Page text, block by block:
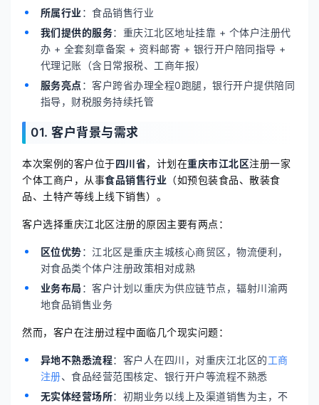
所属行业：食品销售行业
我们提供的服务：重庆江北区地址挂靠 + 个体户注册代
办 + 全套刻章备案 + 资料邮寄 + 银行开户陪同指导 +
代理记账（含日常报税、工商年报）
服务亮点 ：客户跨省办理全程0跑腿，银行开户提供陪同
指导，财税服务持续托管
01. 客户背景与需求
本次案例的客户位于四川省，计划在重庆市江北区注册一家
个体工商户，从事食品销售行业 （如预包装食品、散装食
品、土特产等线上线下销售）。
客户选择重庆江北区注册的原因主要有两点：
区位优势：江北区是重庆主城核心商贸区，物流便利，
对食品类个体户注册政策相对成熟
业务布局 ：客户计划以重庆为供应链节点，辐射川渝两
地食品销售业务
然而，客户在注册过程中面临几个现实问题：
异地不熟悉流程：客户人在四川，对重庆江北区的工商
注册、食品经营范围核定、银行开户等流程不熟悉
无实体经营场所：初期业务以线上及渠道销售为主，不